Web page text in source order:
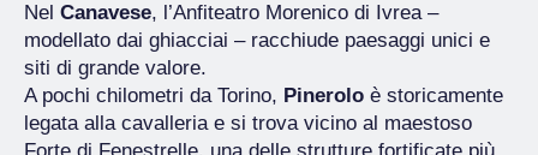
Nel Canavese, l’Anfiteatro Morenico di Ivrea –
modellato dai ghiacciai – racchiude paesaggi unici e
siti di grande valore.
A pochi chilometri da Torino, Pinerolo è storicamente
legata alla cavalleria e si trova vicino al maestoso